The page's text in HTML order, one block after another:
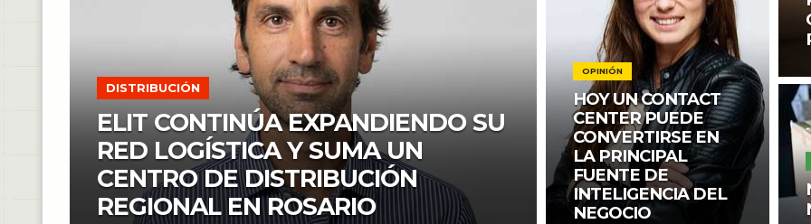
DISTRIBUCIÓN
ELIT CONTINÚA EXPANDIENDO SU
RED LOGÍSTICA Y SUMA UN
CENTRO DE DISTRIBUCIÓN
REGIONAL EN ROSARIO
OPINIÓN
HOY UN CONTACT
CENTER PUEDE
CONVERTIRSE EN
LA PRINCIPAL
FUENTE DE
INTELIGENCIA DEL
NEGOCIO